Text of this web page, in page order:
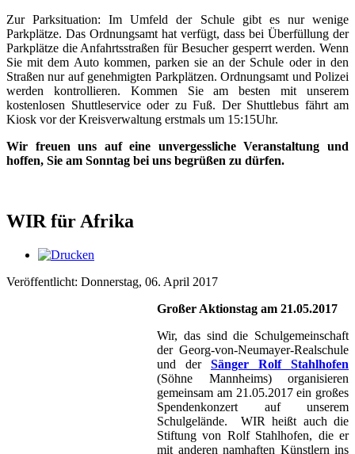
Zur Parksituation: Im Umfeld der Schule gibt es nur wenige
Parkplätze. Das Ordnungsamt hat verfügt, dass bei Überfüllung der
Parkplätze die Anfahrtsstraßen für Besucher gesperrt werden. Wenn
Sie mit dem Auto kommen, parken sie an der Schule oder in den
Straßen nur auf genehmigten Parkplätzen. Ordnungsamt und Polizei
werden kontrollieren. Kommen Sie am besten mit unserem
kostenlosen Shuttleservice oder zu Fuß. Der Shuttlebus fährt am
Kiosk vor der Kreisverwaltung erstmals um 15:15Uhr.
Wir freuen uns auf eine unvergessliche Veranstaltung und
hoffen, Sie am Sonntag bei uns begrüßen zu dürfen.
WIR für Afrika
Veröffentlicht: Donnerstag, 06. April 2017
Großer Aktionstag am 21.05.2017
Wir, das sind die Schulgemeinschaft
der Georg-von-Neumayer-Realschule
und der Sänger Rolf Stahlhofen
(Söhne Mannheims) organisieren
gemeinsam am 21.05.2017 ein großes
Spendenkonzert auf unserem
Schulgelände. WIR heißt auch die
Stiftung von Rolf Stahlhofen, die er
mit anderen namhaften Künstlern ins